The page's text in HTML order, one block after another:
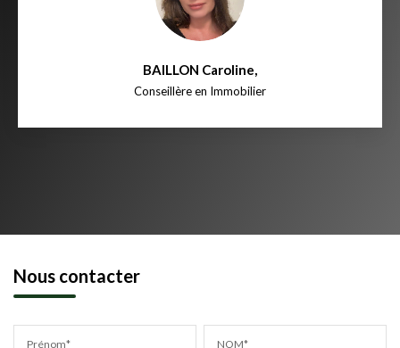
BAILLON Caroline,
Conseillère en Immobilier
Nous contacter
Prénom* NOM*